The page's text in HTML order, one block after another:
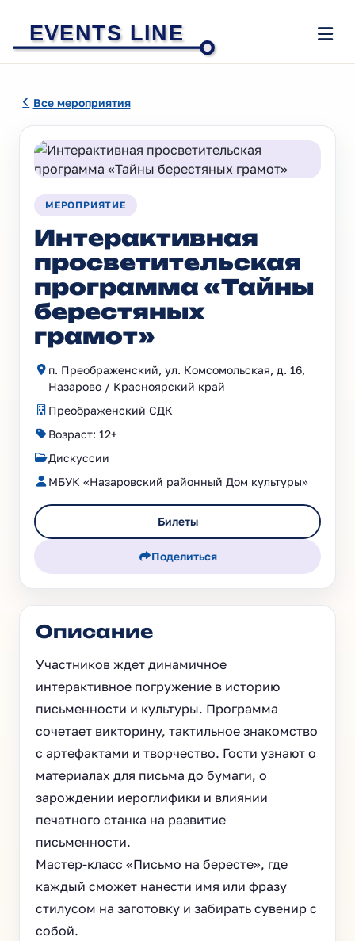
EVENTS LINE
Все мероприятия
МЕРОПРИЯТИЕ
Интерактивная
просветительская
программа «Тайны
берестяных
грамот»
п. Преображенский, ул. Комсомольская, д. 16,
Назарово / Красноярский край
Преображенский СДК
Возраст: 12+
Дискуссии
МБУК «Назаровский районный Дом культуры»
Билеты
Поделиться
Описание
Участников ждет динамичное
интерактивное погружение в историю
письменности и культуры. Программа
сочетает викторину, тактильное знакомство
с артефактами и творчество. Гости узнают о
материалах для письма до бумаги, о
зарождении иероглифики и влиянии
печатного станка на развитие
письменности.
Мастер-класс «Письмо на бересте», где
каждый сможет нанести имя или фразу
стилусом на заготовку и забирать сувенир с
собой.